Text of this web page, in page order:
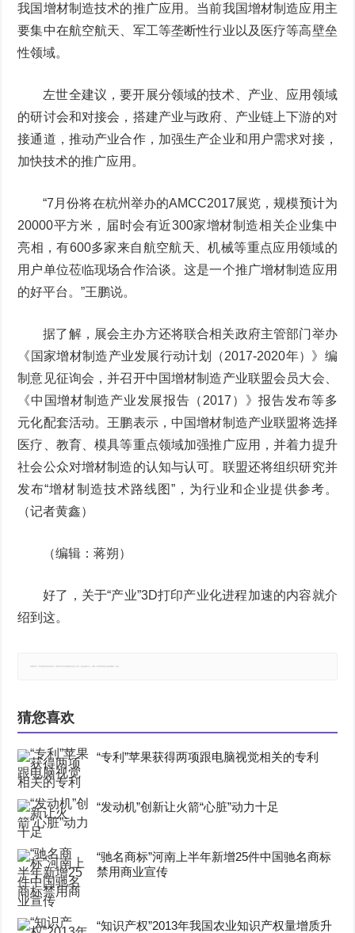
我国增材制造技术的推广应用。当前我国增材制造应用主
要集中在航空航天、军工等垄断性行业以及医疗等高壁垒
性领域。
左世全建议，要开展分领域的技术、产业、应用领域
的研讨会和对接会，搭建产业与政府、产业链上下游的对
接通道，推动产业合作，加强生产企业和用户需求对接，
加快技术的推广应用。
“7月份将在杭州举办的AMCC2017展览，规模预计为
20000平方米，届时会有近300家增材制造相关企业集中
亮相，有600多家来自航空航天、机械等重点应用领域的
用户单位莅临现场合作洽谈。这是一个推广增材制造应用
的好平台。”王鹏说。
据了解，展会主办方还将联合相关政府主管部门举办
《国家增材制造产业发展行动计划（2017-2020年）》编
制意见征询会，并召开中国增材制造产业联盟会员大会、
《中国增材制造产业发展报告（2017）》报告发布等多
元化配套活动。王鹏表示，中国增材制造产业联盟将选择
医疗、教育、模具等重点领域加强推广应用，并着力提升
社会公众对增材制造的认知与认可。联盟还将组织研究并
发布“增材制造技术路线图”，为行业和企业提供参考。
（记者黄鑫）
（编辑：蒋朔）
好了，关于“产业”3D打印产业化进程加速的内容就介
绍到这。
猜您喜欢
“专利”苹果获得两项跟电脑视觉相关的专利
“发动机”创新让火箭“心脏”动力十足
“驰名商标”河南上半年新增25件中国驰名商标
禁用商业宣传
“知识产权”2013年我国农业知识产权量增质升